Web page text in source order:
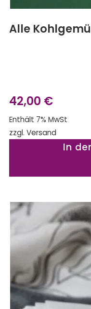
Alle
42,00 €
Enthält 7% MwSt
zzgl. Versand
In